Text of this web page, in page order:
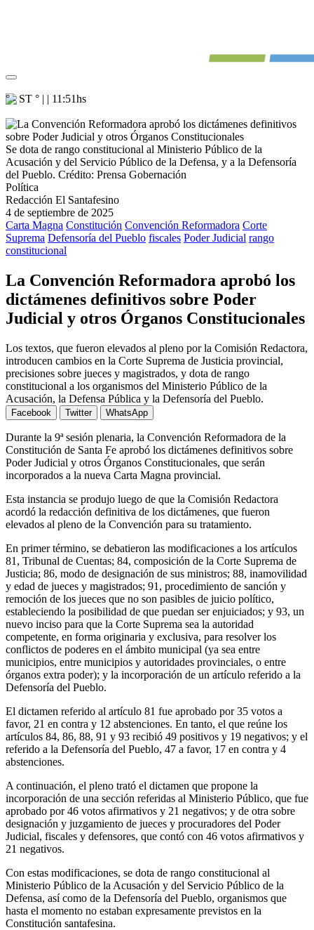
° - ST ° | | 11:51hs
Se dota de rango constitucional al Ministerio Público de la
Acusación y del Servicio Público de la Defensa, y a la Defensoría
del Pueblo. Crédito: Prensa Gobernación
Política
Redacción El Santafesino
4 de septiembre de 2025
Carta Magna Constitución Convención Reformadora Corte
Suprema Defensoría del Pueblo fiscales Poder Judicial rango
constitucional
La Convención Reformadora aprobó los
dictámenes definitivos sobre Poder
Judicial y otros Órganos Constitucionales
Los textos, que fueron elevados al pleno por la Comisión Redactora,
introducen cambios en la Corte Suprema de Justicia provincial,
precisiones sobre jueces y magistrados, y dota de rango
constitucional a los organismos del Ministerio Público de la
Acusación, la Defensa Pública y la Defensoría del Pueblo.
Facebook Twitter WhatsApp
Durante la 9ª sesión plenaria, la Convención Reformadora de la
Constitución de Santa Fe aprobó los dictámenes definitivos sobre
Poder Judicial y otros Órganos Constitucionales, que serán
incorporados a la nueva Carta Magna provincial.
Esta instancia se produjo luego de que la Comisión Redactora
acordó la redacción definitiva de los dictámenes, que fueron
elevados al pleno de la Convención para su tratamiento.
En primer término, se debatieron las modificaciones a los artículos
81, Tribunal de Cuentas; 84, composición de la Corte Suprema de
Justicia; 86, modo de designación de sus ministros; 88, inamovilidad
y edad de jueces y magistrados; 91, procedimiento de sanción y
remoción de los jueces que no son pasibles de juicio político,
estableciendo la posibilidad de que puedan ser enjuiciados; y 93, un
nuevo inciso para que la Corte Suprema sea la autoridad
competente, en forma originaria y exclusiva, para resolver los
conflictos de poderes en el ámbito municipal (ya sea entre
municipios, entre municipios y autoridades provinciales, o entre
órganos extra poder); y la incorporación de un artículo referido a la
Defensoría del Pueblo.
El dictamen referido al artículo 81 fue aprobado por 35 votos a
favor, 21 en contra y 12 abstenciones. En tanto, el que reúne los
artículos 84, 86, 88, 91 y 93 recibió 49 positivos y 19 negativos; y el
referido a la Defensoría del Pueblo, 47 a favor, 17 en contra y 4
abstenciones.
A continuación, el pleno trató el dictamen que propone la
incorporación de una sección referidas al Ministerio Público, que fue
aprobado por 46 votos afirmativos y 21 negativos; y de otra sobre
designación y juzgamiento de jueces y procuradores del Poder
Judicial, fiscales y defensores, que contó con 46 votos afirmativos y
21 negativos.
Con estas modificaciones, se dota de rango constitucional al
Ministerio Público de la Acusación y del Servicio Público de la
Defensa, así como de la Defensoría del Pueblo, organismos que
hasta el momento no estaban expresamente previstos en la
Constitución santafesina.